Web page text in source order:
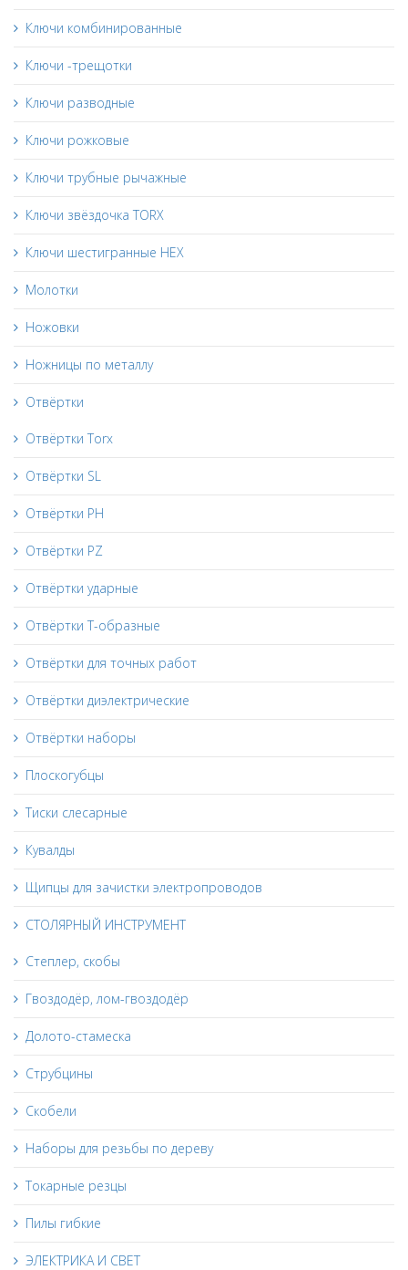
Ключи комбинированные
Ключи -трещотки
Ключи разводные
Ключи рожковые
Ключи трубные рычажные
Ключи звёздочка TORX
Ключи шестигранные HEX
Молотки
Ножовки
Ножницы по металлу
Отвёртки
Отвёртки Torx
Отвёртки SL
Отвёртки PH
Отвёртки PZ
Отвёртки ударные
Отвёртки Т-образные
Отвёртки для точных работ
Отвёртки диэлектрические
Отвёртки наборы
Плоскогубцы
Тиски слесарные
Кувалды
Щипцы для зачистки электропроводов
СТОЛЯРНЫЙ ИНСТРУМЕНТ
Степлер, скобы
Гвоздодёр, лом-гвоздодёр
Долото-стамеска
Струбцины
Скобели
Наборы для резьбы по дереву
Токарные резцы
Пилы гибкие
ЭЛЕКТРИКА И СВЕТ